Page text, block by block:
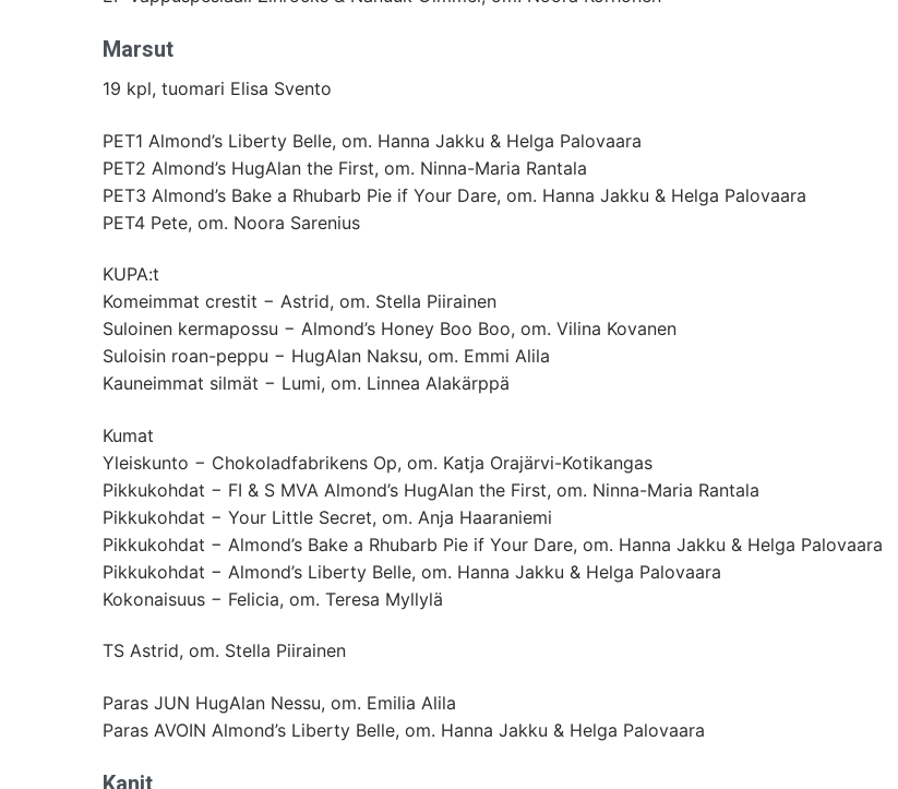
Marsut
19 kpl, tuomari Elisa Svento
PET1 Almond’s Liberty Belle, om. Hanna Jakku & Helga Palovaara
PET2 Almond’s HugAlan the First, om. Ninna-Maria Rantala
PET3 Almond’s Bake a Rhubarb Pie if Your Dare, om. Hanna Jakku & Helga Palovaara
PET4 Pete, om. Noora Sarenius
KUPA:t
Komeimmat crestit − Astrid, om. Stella Piirainen
Suloinen kermapossu − Almond’s Honey Boo Boo, om. Vilina Kovanen
Suloisin roan-peppu − HugAlan Naksu, om. Emmi Alila
Kauneimmat silmät − Lumi, om. Linnea Alakärppä
Kumat
Yleiskunto − Chokoladfabrikens Op, om. Katja Orajärvi-Kotikangas
Pikkukohdat − FI & S MVA Almond’s HugAlan the First, om. Ninna-Maria Rantala
Pikkukohdat − Your Little Secret, om. Anja Haaraniemi
Pikkukohdat − Almond’s Bake a Rhubarb Pie if Your Dare, om. Hanna Jakku & Helga Palovaara
Pikkukohdat − Almond’s Liberty Belle, om. Hanna Jakku & Helga Palovaara
Kokonaisuus − Felicia, om. Teresa Myllylä
TS Astrid, om. Stella Piirainen
Paras JUN HugAlan Nessu, om. Emilia Alila
Paras AVOIN Almond’s Liberty Belle, om. Hanna Jakku & Helga Palovaara
Kanit